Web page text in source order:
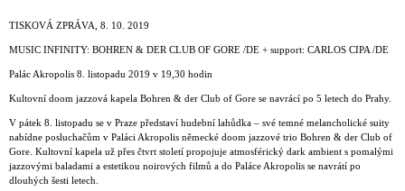
KONTAKTY
TISKOVÁ ZPRÁVA, 8. 10. 2019
MUSIC INFINITY: BOHREN & DER CLUB OF GORE /DE + support: CARLOS CIPA /DE
Palác Akropolis 8. listopadu 2019 v 19,30 hodin
Kultovní doom jazzová kapela Bohren & der Club of Gore se navrácí po 5 letech do Prahy.
V pátek 8. listopadu se v Praze představí hudební lahůdka – své temné melancholické suity
nabídne posluchačům v Paláci Akropolis německé doom jazzové trio Bohren & der Club of
Gore. Kultovní kapela už přes čtvrt století propojuje atmosférický dark ambient s pomalými
jazzovými baladami a estetikou noirových filmů a do Paláce Akropolis se navrátí po
dlouhých šesti letech.